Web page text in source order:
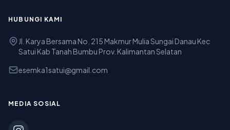
HUBUNGI KAMI
Jl. Karya Bersama No. 215 Makmur Mulia Sungai Danau Kec
Satui Kab Tanah Bumbu Prov. Kalimantan Selatan
esemka1satui@gmail.com
MEDIA SOSIAL